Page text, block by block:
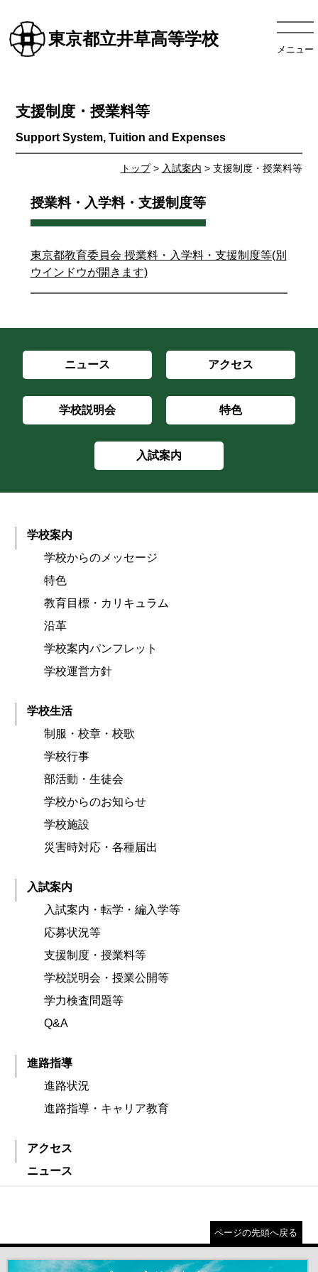
東京都立井草高等学校
メニュー
トップ> 入試案内 > 支援制度・授業料等
支援制度・授業料等
授業料・入学料・支援制度等
東京都教育委員会 授業料・入学料・支援制度等(別
ウインドウが開きます)
ニュース アクセス
学校説明会 特色
入試案内
学校案内
学校からのメッセージ
特色
教育目標・カリキュラム
沿革
学校案内パンフレット
学校運営方針
学校生活
制服・校章・校歌
学校行事
部活動・生徒会
学校からのお知らせ
学校施設
災害時対応・各種届出
入試案内
入試案内・転学・編入学等
応募状況等
支援制度・授業料等
学校説明会・授業公開等
学力検査問題等
Q&A
進路指導
進路状況
進路指導・キャリア教育
アクセス
ニュース
ページの先頭へ戻る
＃だから都立高（別ウインドウが開きます）